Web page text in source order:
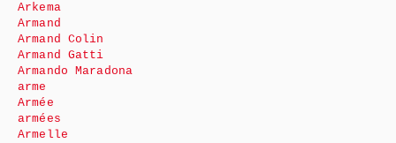
Arkema
Armand
Armand Colin
Armand Gatti
Armando Maradona
arme
Armée
armées
Armelle